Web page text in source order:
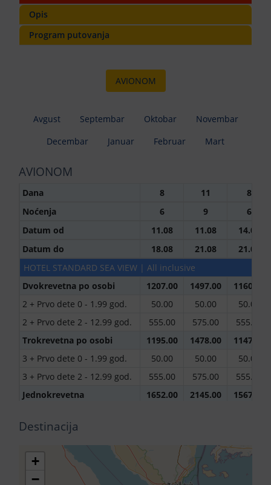
Opis
Program putovanja
AVIONOM
Avgust Septembar Oktobar
Novembar
Decembar
Januar Februar Mart
AVIONOM
Dana 8 11
8
Noćenja
6 9
6
Datum od
11.08 11.08
14.08
Datum do
18.08 21.08
21.08
HOTEL STANDARD SEA VIEW | All inclusive
Dvokrevetna po osobi
1207.00 1497.00
1160.00
2 + Prvo dete 0 - 1.99 god.
50.00 50.00
50.00
2 + Prvo dete 2 - 12.99 god.
555.00 575.00
555.00
Trokrevetna po osobi
1195.00 1478.00
1147.00
3 + Prvo dete 0 - 1.99 god.
50.00 50.00
50.00
3 + Prvo dete 2 - 12.99 god.
555.00 575.00
555.00
Jednokrevetna
1652.00 2145.00
1567.00
1 + Prvo dete 2 - 12.99 god.
1 + Drugo dete 0 - 1.99 god.
(Prvo dete 0 - 1.99 god.)
50.00 50.00
1 + Drugo dete 2 - 12.99
Destinacija
+
−